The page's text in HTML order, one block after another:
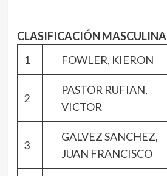
CLASIFICACIÓN MASCULINA
1
FOWLER, KIERON
2
PASTOR RUFIAN,
VICTOR
3
GALVEZ SANCHEZ,
JUAN FRANCISCO